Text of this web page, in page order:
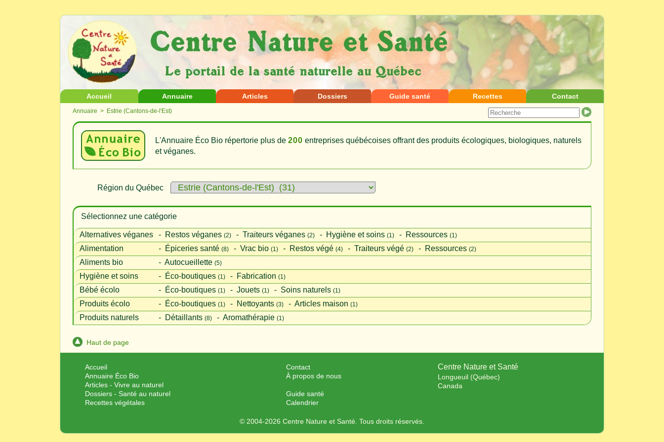
Accueil Annuaire Articles Dossiers Guide santé Recettes Contact
Annuaire > Estrie (Cantons-de-l'Est)
L'Annuaire Éco Bio répertorie plus de 200 entreprises québécoises offrant des produits écologiques, biologiques, naturels
et véganes.
Région du Québec
Sélectionnez une catégorie
Alternatives véganes ‐ Restos véganes (2) ‐ Traiteurs véganes (2) ‐ Hygiène et soins (1) ‐ Ressources (1)
Alimentation ‐ Épiceries santé (8) ‐ Vrac bio (1) ‐ Restos végé (4) ‐ Traiteurs végé (2) ‐ Ressources (2)
Aliments bio ‐ Autocueillette (5)
Hygiène et soins ‐ Éco-boutiques (1) ‐ Fabrication (1)
Bébé écolo ‐ Éco-boutiques (1) ‐ Jouets (1) ‐ Soins naturels (1)
Produits écolo ‐ Éco-boutiques (1) ‐ Nettoyants (3) ‐ Articles maison (1)
Produits naturels ‐ Détaillants (8) ‐ Aromathérapie (1)
Haut de page
Accueil
Annuaire Éco Bio
Articles - Vivre au naturel
Dossiers - Santé au naturel
Recettes végétales
Contact
À propos de nous
Guide santé
Calendrier
Centre Nature et Santé
Longueuil (Québec)
Canada
© 2004-2026 Centre Nature et Santé. Tous droits réservés.